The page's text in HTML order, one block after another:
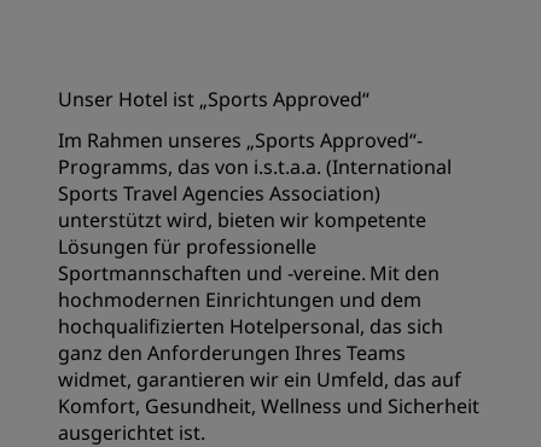
Unser Hotel ist „Sports Approved“
Im Rahmen unseres „Sports Approved“-
Programms, das von i.s.t.a.a. (International
Sports Travel Agencies Association)
unterstützt wird, bieten wir kompetente
Lösungen für professionelle
Sportmannschaften und -vereine. Mit den
hochmodernen Einrichtungen und dem
hochqualifizierten Hotelpersonal, das sich
ganz den Anforderungen Ihres Teams
widmet, garantieren wir ein Umfeld, das auf
Komfort, Gesundheit, Wellness und Sicherheit
ausgerichtet ist.